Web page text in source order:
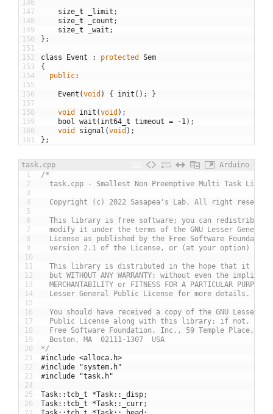
146
147
148
149
150
151
152
153
154
155
156
157
158
159
160
161
size t _limit ;
size t _count ;
size t _wait ;
} ;
class Event : protected
Sem
{
public:
Event (void ) { init ( ) ; }
void init (void ) ;
bool
wait ( int64 t timeout = -1 ) ;
void
signal (void ) ;
} ;
task.cpp
Arduino
1
2
3
4
5
6
7
8
9
10
11
12
13
14
15
16
17
18
19
20
21
22
23
24
25
26
/*
task.cpp - Smallest Non Preemptive Multi Task Library
Copyright (c) 2022 Sasapea's Lab. All right
This library is free software; you can redistribute
modify it under the terms of the GNU Lesser General
License as published by the Free Software
version 2.1 of the License, or (at your option) any
This library is distributed in the hope that it will
but WITHOUT ANY WARRANTY; without even the implied
MERCHANTABILITY or FITNESS FOR A PARTICULAR
Lesser General Public License for more details.
You should have received a copy of the GNU Lesser
Public License along with this library; if not,
Free Software Foundation, Inc., 59 Temple Place,
Boston, MA  02111-1307  USA
*/
#include <alloca.h>
#include "system.h"
#include "task.h"
Task::tcb_t *Task:: _disp;
Task::tcb_t *Task:: _curr;